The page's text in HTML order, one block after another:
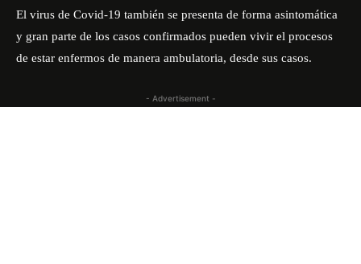
El virus de Covid-19 también se presenta de forma asintomática
y gran parte de los casos confirmados pueden vivir el procesos
de estar enfermos de manera ambulatoria, desde sus casos.
- Advertisement -